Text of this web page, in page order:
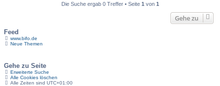
Die Suche ergab 0 Treffer • Seite 1 von 1
Gehe zu
Feed
www.bifo.de
Neue Themen
Gehe zu Seite
Erweiterte Suche
Alle Cookies löschen
Alle Zeiten sind UTC+01:00